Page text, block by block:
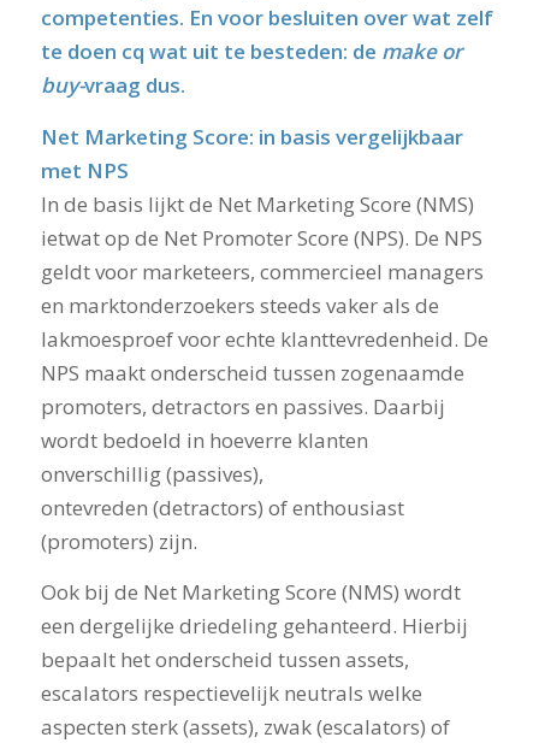
competenties. En voor besluiten over wat zelf
te doen cq wat uit te besteden: de make or
buy-vraag dus.
Net Marketing Score: in basis vergelijkbaar
met NPS
In de basis lijkt de Net Marketing Score (NMS)
ietwat op de Net Promoter Score (NPS). De NPS
geldt voor marketeers, commercieel managers
en marktonderzoekers steeds vaker als de
lakmoesproef voor echte klanttevredenheid. De
NPS maakt onderscheid tussen zogenaamde
promoters, detractors en passives. Daarbij
wordt bedoeld in hoeverre klanten
onverschillig (passives),
ontevreden (detractors) of enthousiast
(promoters) zijn.
Ook bij de Net Marketing Score (NMS) wordt
een dergelijke driedeling gehanteerd. Hierbij
bepaalt het onderscheid tussen assets,
escalators respectievelijk neutrals welke
aspecten sterk (assets), zwak (escalators) of